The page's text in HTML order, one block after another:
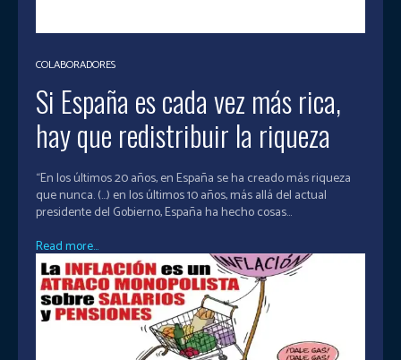
COLABORADORES
Si España es cada vez más rica,
hay que redistribuir la riqueza
“En los últimos 20 años, en España se ha creado más riqueza
que nunca. (…) en los últimos 10 años, más allá del actual
presidente del Gobierno, España ha hecho cosas...
Read more...